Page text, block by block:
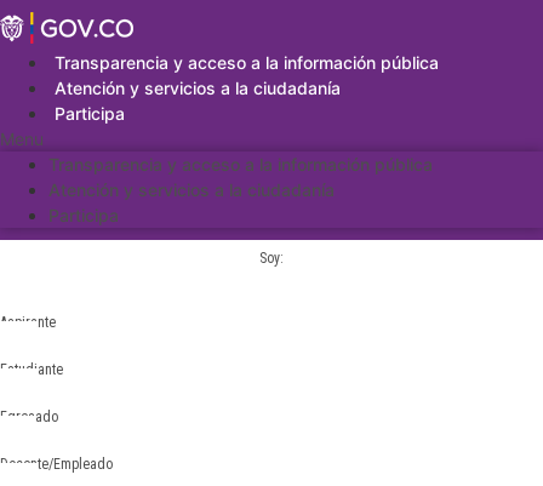
Saltar
al
contenidoTransparencia y acceso a la información pública
Atención y servicios a la ciudadanía
Participa
Menu
Transparencia y acceso a la información pública
Atención y servicios a la ciudadanía
Participa
Soy:
Aspirante
Estudiante
Egresado
Docente/Empleado